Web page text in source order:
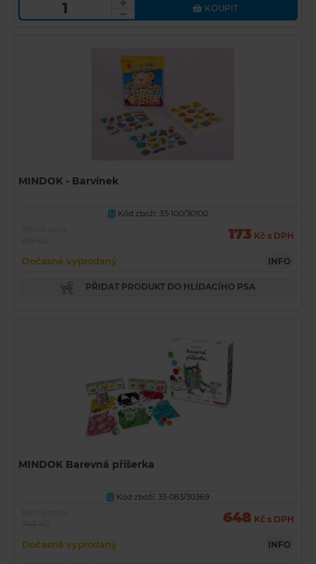
KOUPIT
MINDOK - Barvínek
U
Kód zboží: 33-100/30100
173 Kč s DPH
Dočasně vyprodaný INFO
PŘIDAT PRODUKT DO HLÍDACÍHO PSA
MINDOK Barevná příšerka
U
Kód zboží: 33-083/30369
648 Kč s DPH
Dočasně vyprodaný INFO